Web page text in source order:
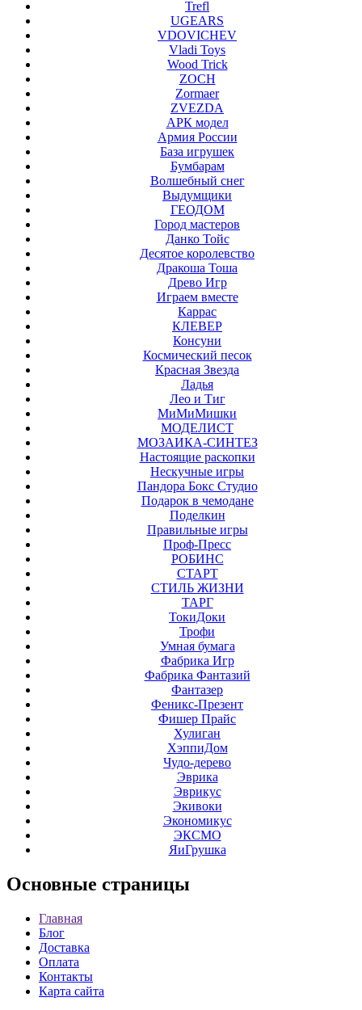
Trefl
UGEARS
VDOVICHEV
Vladi Toys
Wood Trick
ZOCH
Zormaer
ZVEZDA
АРК модел
Армия России
База игрушек
Бумбарам
Волшебный снег
Выдумщики
ГЕОДОМ
Город мастеров
Данко Тойс
Десятое королевство
Дракоша Тоша
Древо Игр
Играем вместе
Каррас
КЛЕВЕР
Консуни
Космический песок
Красная Звезда
Ладья
Лео и Тиг
МиМиМишки
МОДЕЛИСТ
МОЗАИКА-СИНТЕЗ
Настоящие раскопки
Нескучные игры
Пандора Бокс Студио
Подарок в чемодане
Поделкин
Правильные игры
Проф-Пресс
РОБИНС
СТАРТ
СТИЛЬ ЖИЗНИ
ТАРГ
ТокиДоки
Трофи
Умная бумага
Фабрика Игр
Фабрика Фантазий
Фантазер
Феникс-Презент
Фишер Прайс
Хулиган
ХэппиДом
Чудо-дерево
Эврика
Эврикус
Экивоки
Экономикус
ЭКСМО
ЯиГрушка
Основные страницы
Главная
Блог
Доставка
Оплата
Контакты
Карта сайта